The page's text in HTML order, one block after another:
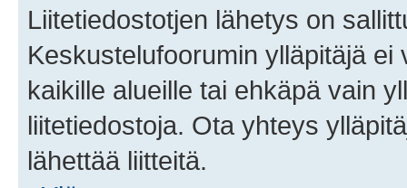
Liitetiedostotjen lähetys on
Keskustelufoorumin ylläpitäjä
kaikille alueille tai ehkäpä vain
liitetiedostoja. Ota yhteys
lähettää liitteitä.